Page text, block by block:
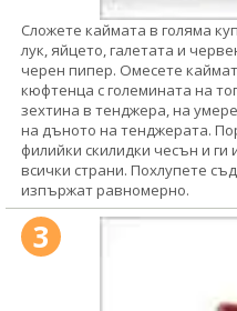
Сложете каймата в голяма
лук, яйцето, галетата и
черен пипер. Омесете
кюфтенца с големината на
зехтина в тенджера, на
на дъното на тенджерата.
филийки скилидки чесън и
всички страни. Похлупете
изпържат равномерно.
3